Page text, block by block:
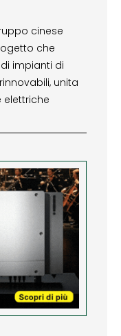
cinese
che
impianti di
unita
elettriche